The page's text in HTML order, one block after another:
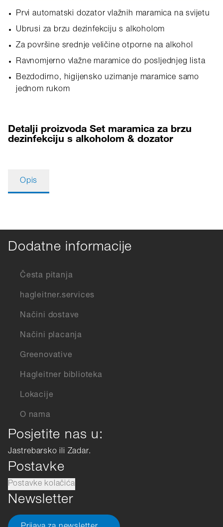
Prvi automatski dozator vlažnih maramica na svijetu
Ubrusi za brzu dezinfekciju s alkoholom
Za površine srednje veličine otporne na alkohol
Ravnomjerno vlažne maramice do posljednjeg lista
Bezdodirno, higijensko uzimanje maramice samo
jednom rukom
Detalji proizvoda Set maramica za brzu
dezinfekciju s alkoholom & dozator
Opis
Dodatne informacije
Česta pitanja
hagleitner.services
Načini dostave
Načini placanja
Greenovative
Hagleitner biblioteka
Lokacije
O nama
Posjetite nas u:
Jastrebarsko ili Zadar.
Postavke
Postavke kolačića
Newsletter